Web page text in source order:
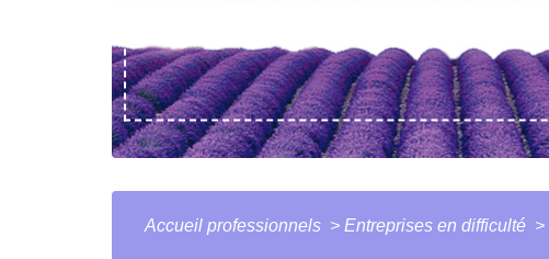
Accueil professionnels > Entreprises en difficulté >